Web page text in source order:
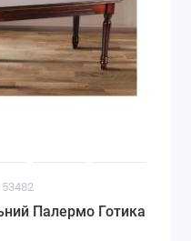
Палермо Готика